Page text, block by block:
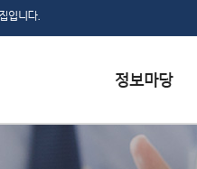
서식자료실